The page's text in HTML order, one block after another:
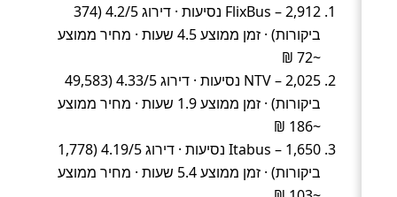
FlixBus – 2,912 נסיעות · דירוג 4.2/5 (374
ביקורות) · זמן ממוצע 4.5 שעות · מחיר ממוצע
~72 ₪
NTV – 2,025 נסיעות · דירוג 4.33/5 (49,583
ביקורות) · זמן ממוצע 1.9 שעות · מחיר ממוצע
~186 ₪
Itabus – 1,650 נסיעות · דירוג 4.19/5 (1,778
ביקורות) · זמן ממוצע 5.4 שעות · מחיר ממוצע